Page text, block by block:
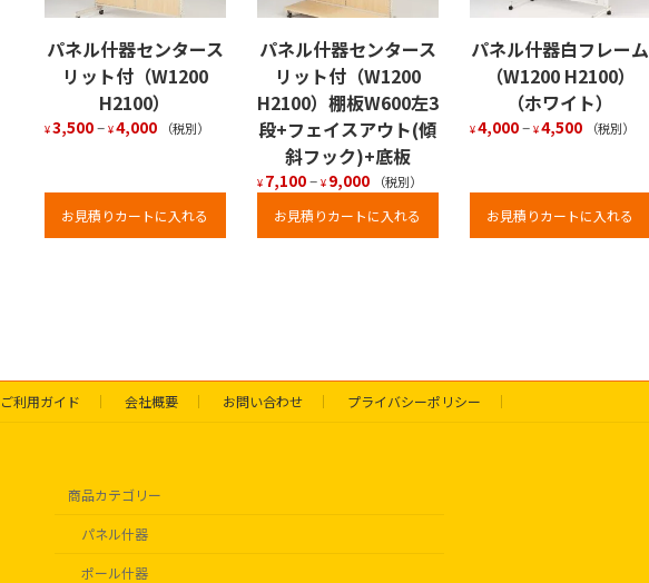
パネル什器センタース
リット付（W1200
H2100）
¥3,500– ¥4,000 （税別）
お見積りカートに入れる
パネル什器センタース
リット付（W1200
H2100）棚板W600左3
段+フェイスアウト(傾
斜フック)+底板
¥ 7,100– ¥ 9,000 （税別）
お見積りカートに入れる
パネル什器白フレーム
（W1200 H2100）
（ホワイト）
¥4,000– ¥4,500 （税別）
お見積りカートに入れる
ご利用ガイド 会社概要 お問い合わせ プライバシーポリシー
商品カテゴリー
パネル什器
ポール什器